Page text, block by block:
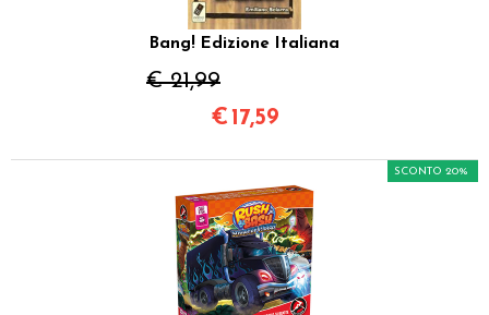
Bang! Edizione Italiana
€ 21,99
€ 17,59
SCONTO 20%